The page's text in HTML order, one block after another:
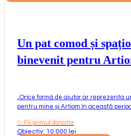
Un pat comod și
binevenit pentru
Orice formă de ajutor ar reprezenta
pentru mine și Artiom în această
✨ Fii primul donator
Obiectiv: 10.000 lei